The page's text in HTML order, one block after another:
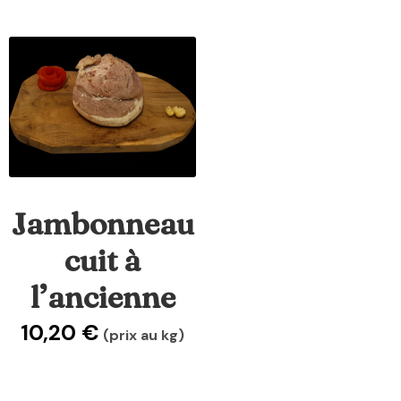
Jambonneau
cuit à
l’ancienne
10,20 € (prix au kg)